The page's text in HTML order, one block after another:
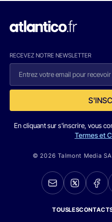
RECEVEZ NOTRE NEWSLETTER
En cliquant sur s'inscrire, vous
Termes et
© 2026 Talmont Media